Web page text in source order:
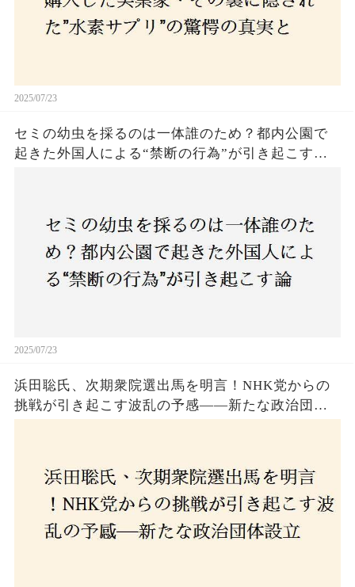
2025/07/23
セミの幼虫を採るのは一体誰のため？都内公園で
起きた外国人による“禁断の行為”が引き起こす論
2025/07/23
浜田聡氏、次期衆院選出馬を明言！NHK党からの
挑戦が引き起こす波乱の予感——新たな政治団体